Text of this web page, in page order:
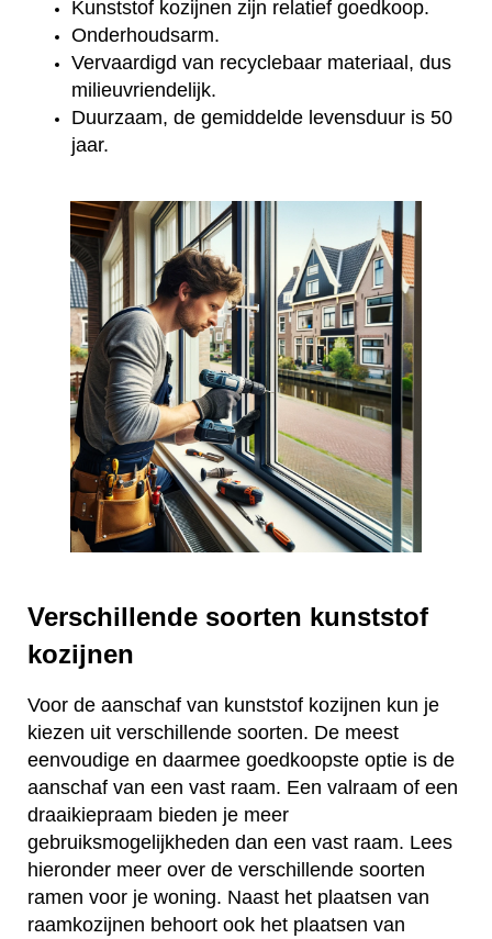
Kunststof kozijnen zijn relatief goedkoop.
Onderhoudsarm.
Vervaardigd van recyclebaar materiaal, dus
milieuvriendelijk.
Duurzaam, de gemiddelde levensduur is 50
jaar.
Verschillende soorten kunststof
kozijnen
Voor de aanschaf van kunststof kozijnen kun je
kiezen uit verschillende soorten. De meest
eenvoudige en daarmee goedkoopste optie is de
aanschaf van een vast raam. Een valraam of een
draaikiepraam bieden je meer
gebruiksmogelijkheden dan een vast raam. Lees
hieronder meer over de verschillende soorten
ramen voor je woning. Naast het plaatsen van
raamkozijnen behoort ook het plaatsen van